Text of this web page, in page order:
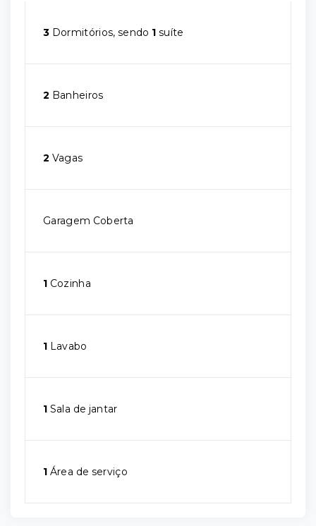
3 Dormitórios, sendo 1 suíte
2 Banheiros
2 Vagas
Garagem Coberta
1 Cozinha
1 Lavabo
1 Sala de jantar
1 Área de serviço